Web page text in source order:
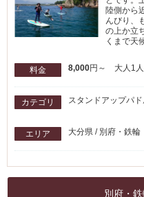
陸側から
んびり、
の上か立
くまで天
料金 8,000円～ 大人1人
カテゴリ スタンドアップパド
エリア 大分県 / 別府・鉄輪
別府・